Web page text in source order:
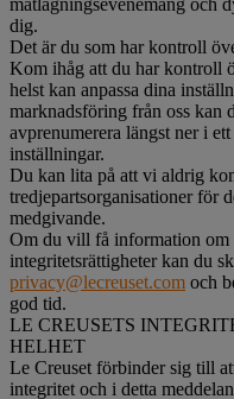
dig.
Det är du som har kontroll
Kom ihåg att du har kontroll
helst kan anpassa dina
marknadsföring från oss kan
avprenumerera längst ner i
inställningar.
Du kan lita på att vi aldrig
tredjepartsorganisationer för
medgivande.
Om du vill få information om
integritetsrättigheter kan du
privacy@lecreuset.com och
god tid.
LE CREUSETS
HELHET
Le Creuset förbinder sig till
integritet och i detta